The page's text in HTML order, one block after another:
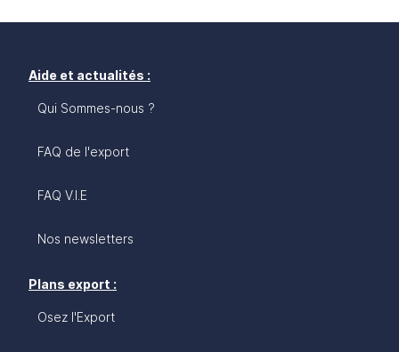
Aide et actualités :
Qui Sommes-nous ?
FAQ de l'export
FAQ V.I.E
Nos newsletters
Plans export :
Osez l'Export